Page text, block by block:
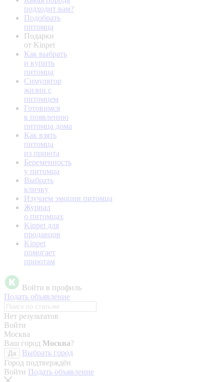
подходит вам?
Подобрать
питомца
Подарки
от Kinpet
Как выбрать
и купить
питомца
Симулятор
жизни с
питомцем
Готовимся
к появлению
питомца дома
Как взять
питомца
из приюта
Беременность
у питомца
Выбрать
кличку
Изучаем эмоции питомца
Журнал
о питомцах
Kinpet для
продавцов
Kinpet
помогает
приютам
Войти в профиль
Подать объявление
Нет результатов
Войти
Москва
Ваш город Москва?
Да
Выбрать город
Город подтверждён
Войти Подать объявление